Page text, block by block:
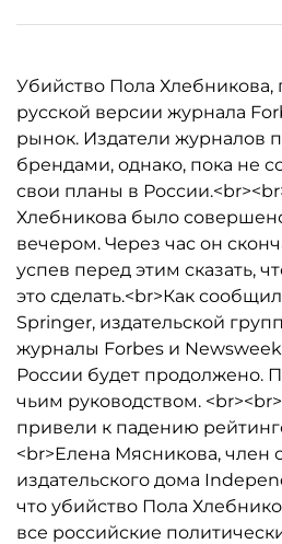
Убийство Пола Хлебникова,
русской версии журнала
рынок. Издатели журналов
брендами, однако, пока не
свои планы в
Хлебникова было
вечером. Через час он
успев перед этим сказать,
это сделать.<br>Как
Springer, издательской
журналы Forbes и
России будет продолжено.
чьим руководством.
привели к падению
<br>Елена Мясникова, член
издательского дома
что убийство Пола
все российские